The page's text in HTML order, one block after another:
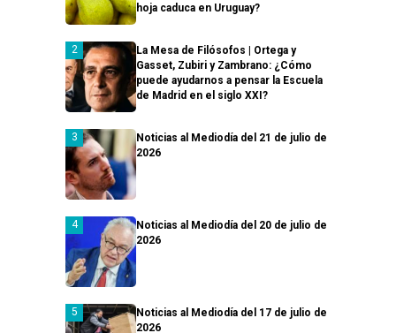
hoja caduca en Uruguay?
La Mesa de Filósofos | Ortega y
Gasset, Zubiri y Zambrano: ¿Cómo
puede ayudarnos a pensar la Escuela
de Madrid en el siglo XXI?
Noticias al Mediodía del 21 de julio de
2026
Noticias al Mediodía del 20 de julio de
2026
Noticias al Mediodía del 17 de julio de
2026